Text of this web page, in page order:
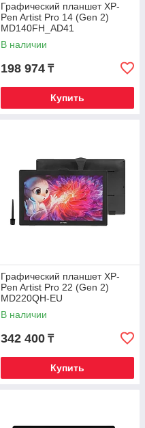
Графический планшет XP-
Pen Artist Pro 14 (Gen 2)
MD140FH_AD41
В наличии
198 974 ₸
Купить
Графический планшет XP-
Pen Artist Pro 22 (Gen 2)
MD220QH-EU
В наличии
342 400 ₸
Купить